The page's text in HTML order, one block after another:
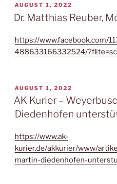
VERÖFFENTLICHT
AM
AUGUST 1, 2022
Dr. Matthias Reuber,
https://www.facebook.com/
488633166332524/
VERÖFFENTLICHT
AM
AUGUST 1, 2022
AK Kurier –
Diedenhofen
https://www.ak-
kurier.de/akkurier/www/
martin-diedenhofen-